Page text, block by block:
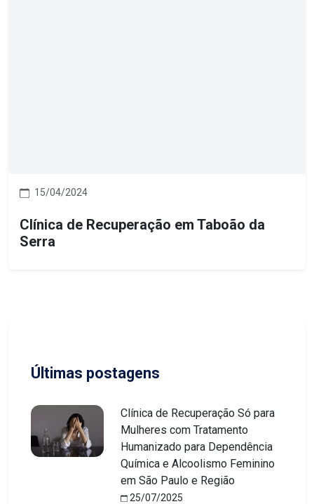
15/04/2024
Clínica de Recuperação em Taboão da
Serra
Últimas postagens
Clínica de Recuperação Só para
Mulheres com Tratamento
Humanizado para Dependência
Química e Alcoolismo Feminino
em São Paulo e Região
25/07/2025